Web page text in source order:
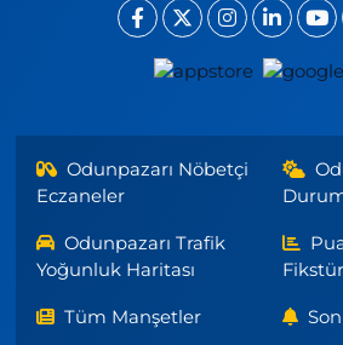
Odunpazarı Nöbetçi
Eczaneler
Odunpazarı Trafik
Yoğunluk Haritası
Fikstür
Tüm Manşetler